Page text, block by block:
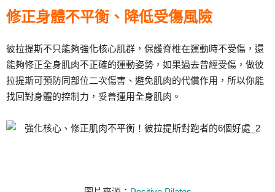
修正身體不平衡、降低受傷風險
彼拉提斯不只能夠強化核心肌群，保護脊椎在運動時不受傷，還
能夠修正全身肌肉不正確的運動姿勢，如果過去曾經受傷，做彼
拉提斯可預防同部位二次傷害、避免肌肉的代償作用，所以你能
找回對身體的控制力，妥善運用全身肌肉。